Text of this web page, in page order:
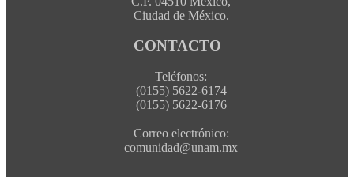
Ciudad de México.
CONTACTO
Teléfonos:
(0155) 5622-6174
(0155) 5622-6176
Correo electrónico:
comunidad@unam.mx